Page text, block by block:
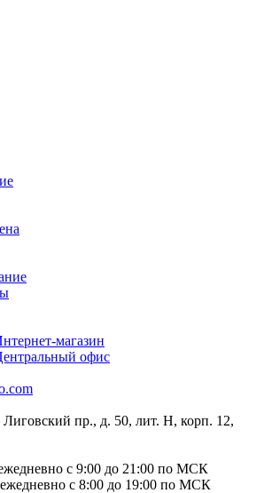
магазин
офис
Лиговский пр., д. 50, лит. Н, корп. 12,
с 9:00 до 21:00 по МСК
с 8:00 до 19:00 по МСК